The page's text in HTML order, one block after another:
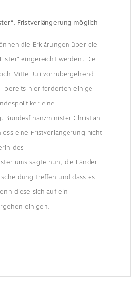
Fristverlängerung möglich
die Erklärungen über die
eingereicht werden. Die
Mitte Juli vorrübergehend
bereits hier forderten einige
eine
Bundesfinanzminister Christian
eine Fristverlängerung nicht
des
sagte nun, die Länder
treffen und dass es
diese sich auf ein
einigen.